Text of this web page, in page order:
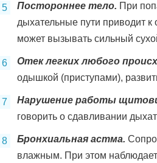
Постороннее тело. При
дыхательные пути приводит к
может вызывать сильный
Отек легких любого
одышкой (приступами),
Нарушение работы
говорить о сдавливании
Бронхиальная астма.
влажным. При этом